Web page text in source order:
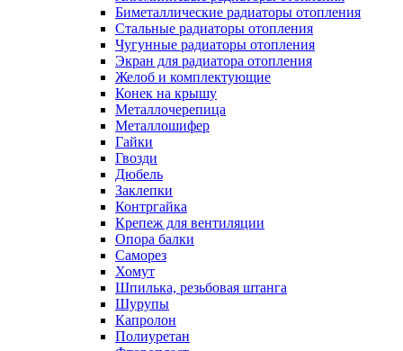
Биметаллические радиаторы отопления
Стальные радиаторы отопления
Чугунные радиаторы отопления
Экран для радиатора отопления
Желоб и комплектующие
Конек на крышу
Металлочерепица
Металлошифер
Гайки
Гвозди
Дюбель
Заклепки
Контргайка
Крепеж для вентиляции
Опора балки
Саморез
Хомут
Шпилька, резьбовая штанга
Шурупы
Капролон
Полиуретан